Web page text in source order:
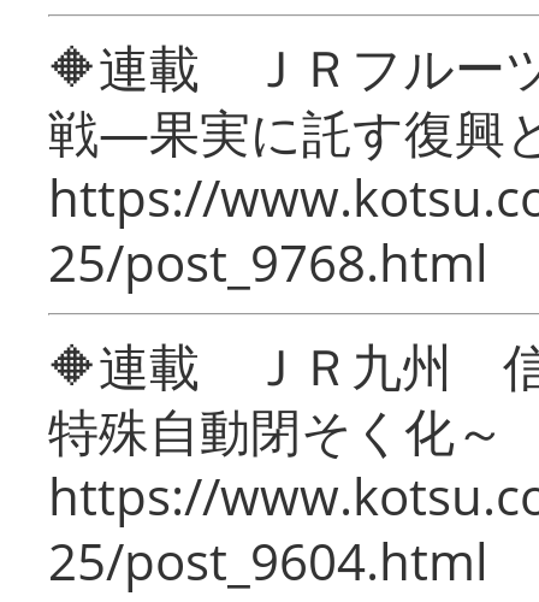
🔶連載 ＪＲフルー
戦―果実に託す復興
https://
25/post_9768.html
🔶連載 ＪＲ九州 信
特殊自動閉そく化～
https://
25/post_9604.html